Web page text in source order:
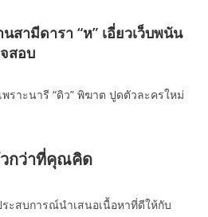
สามีดารา “ห” เอี่ยวเว็บพนัน
สอบ
พราะนารี “ดิว” พิฆาต ปูดตัวละครใหม่
กว่าที่คุณคิด
ะสบการณ์นำเสนอเนื้อหาที่ดีให้กับ